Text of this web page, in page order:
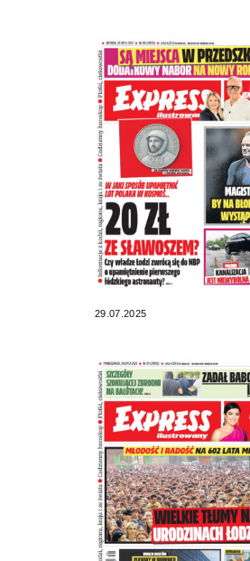
29.07.2025